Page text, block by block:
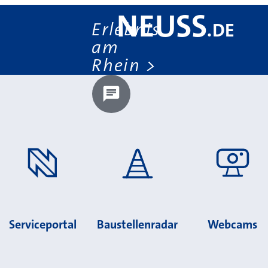
Erlebnis
am
Rhein
NEUSS.DE
Chatbot laden?
Serviceportal Baustellenradar Webcams